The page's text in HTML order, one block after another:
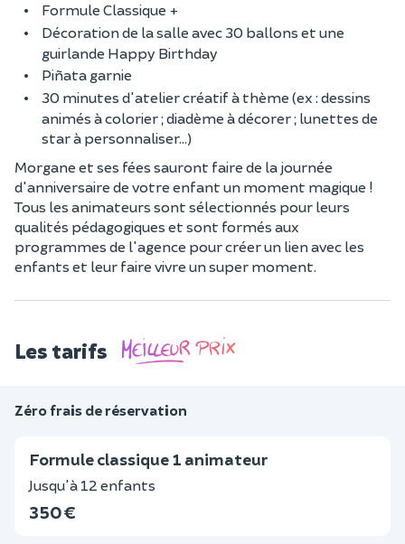
Formule Classique +
Décoration de la salle avec 30 ballons et une
guirlande Happy Birthday
Piñata garnie
30 minutes d'atelier créatif à thème (ex : dessins
animés à colorier ; diadème à décorer ; lunettes de
star à personnaliser...)
Morgane et ses fées sauront faire de la journée
d'anniversaire de votre enfant un moment magique !
Tous les animateurs sont sélectionnés pour leurs
qualités pédagogiques et sont formés aux
programmes de l'agence pour créer un lien avec les
enfants et leur faire vivre un super moment.
Les tarifs
Zéro frais de réservation
Formule classique 1 animateur
Jusqu'à 12 enfants
350 €